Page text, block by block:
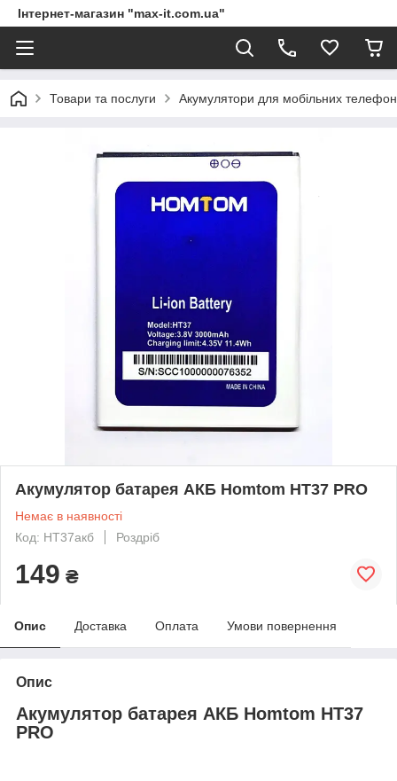
Інтернет-магазин "max-it.com.ua"
Товари та послуги Акумулятори для мобільних
Акумулятор батарея АКБ Homtom HT37 PRO
Немає в наявності
Код: HT37акб
Роздріб
149 ₴
Опис Доставка Оплата Умови повернення
Опис
Акумулятор батарея АКБ Homtom HT37
PRO